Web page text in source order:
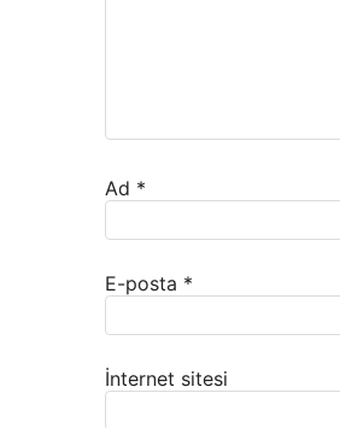
Ad *
E-posta *
İnternet sitesi